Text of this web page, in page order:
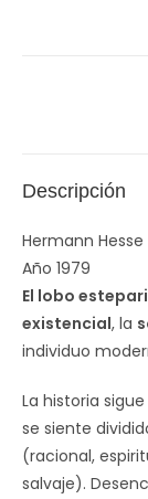
Descripción
Hermann Hesse
Año 1979
El lobo
existencial, la
individuo
La historia sigue
se siente
(racional,
salvaje).